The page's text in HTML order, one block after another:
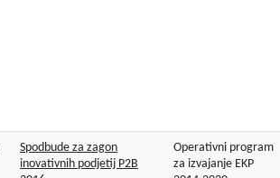
Spodbude za zagon
inovativnih podjetij P2B
Operativni program
za izvajanje EKP